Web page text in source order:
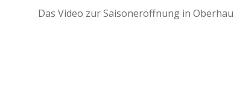
Das Video zur Saisoneröffnung in